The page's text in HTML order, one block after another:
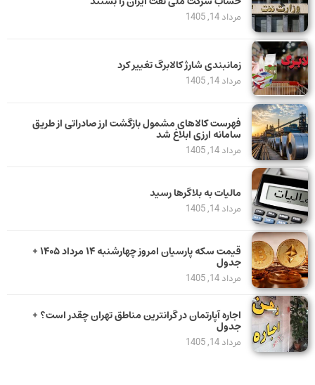
مرداد 14, 1405
زمانبندی شارژ کالابرگ تغییر کرد
مرداد 14, 1405
فهرست کالاهای مشمول بازگشت ارز صادراتی از طریق
سامانه ارزی ابلاغ شد
مرداد 14, 1405
مالیات به بلاگرها رسید
مرداد 14, 1405
قیمت سکه پارسیان امروز چهارشنبه ۱۴ مرداد ۱۴۰۵ +
جدول
مرداد 14, 1405
اجاره آپارتمان در گرانترین مناطق تهران چقدر است؟ +
جدول
مرداد 14, 1405